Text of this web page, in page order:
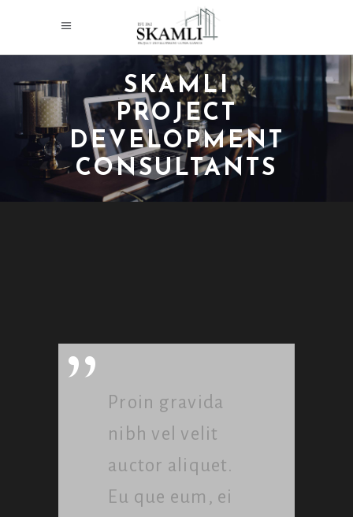
SKAMLI
PROJECT
DEVELOPMENT
CONSULTANTS
”
Proin gravida
nibh vel velit
auctor aliquet.
Eu que eum, ei